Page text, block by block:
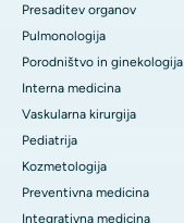
Presaditev organov
Pulmonologija
Porodništvo in ginekologija
Interna medicina
Vaskularna kirurgija
Pediatrija
Kozmetologija
Preventivna medicina
Integrativna medicina